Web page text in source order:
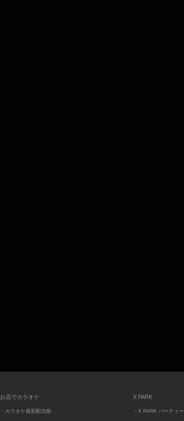
お店でカラオケ
・カラオケ最新配信曲
X PARK
・X PARK パーティー